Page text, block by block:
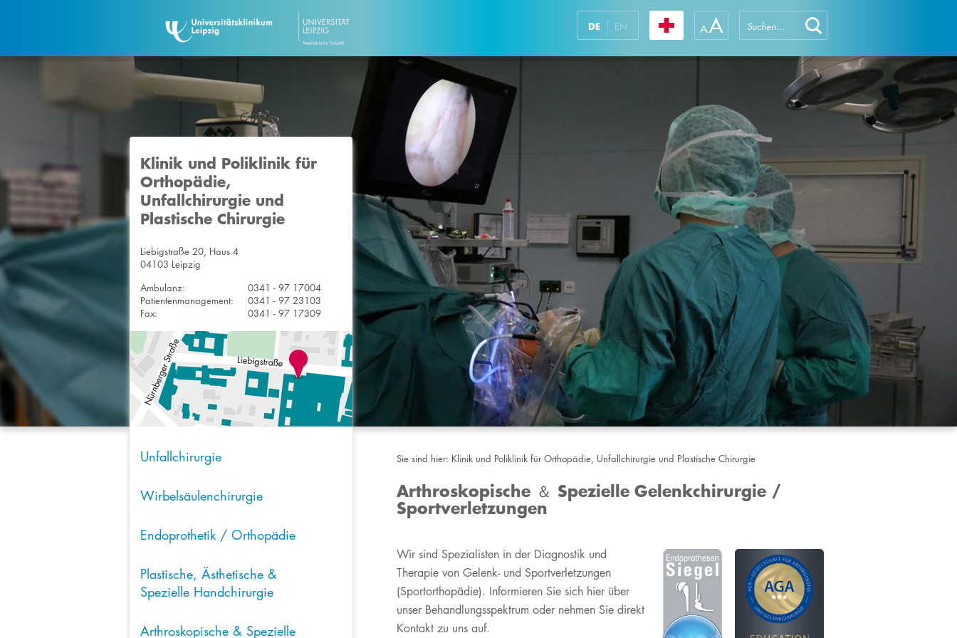
DE EN
Klinik und Poliklinik für
Orthopädie,
Unfallchirurgie und
Plastische Chirurgie
Liebigstraße 20, Haus 4
04103 Leipzig
Ambulanz:
0341 - 97 17004
Patientenmanagement:
0341 - 97 23103
Fax:
0341 - 97 17309
Unfallchirurgie
Wirbelsäulenchirurgie
Endoprothetik / Orthopädie
Plastische, Ästhetische &
Spezielle Handchirurgie
Arthroskopische & Spezielle
Sie sind hier: Klinik und Poliklinik für Orthopädie, Unfallchirurgie und Plastische Chirurgie
Arthroskopische ＆ Spezielle Gelenkchirurgie /
Sportverletzungen
Wir sind Spezialisten in der Diagnostik und
Therapie von Gelenk- und Sportverletzungen
(Sportorthopädie). Informieren Sie sich hier über
unser Behandlungsspektrum oder nehmen Sie direkt
Kontakt zu uns auf.